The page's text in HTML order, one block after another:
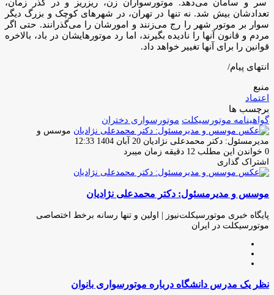
سر و سامان می‌دهد. موتورسواران زن، ریز‌ریز و در گذر زمان،
تعدادشان بیش شد. نه تنها در تهران، در شهرهای کوچک و بزرگ دیگر
سوار بر موتور شهر را رج می‌زنند و امور‌شان را می‌گذرانند. حتی اگر
مردم و قانون آنها را نادیده بگیرند، اما رد موتورهایشان در باد، بالاخره
قوانین را برای آنها تغییر خواهد داد.
انتهای پیام/
منبع
اعتماد
برچسب ها
گواهینامه موتورسیکلت موتورسواری دختران
موسس و
مدیرمسئول: دکتر محمدعلی نژادیان ارسال
ایمیل
20 آبان 1404 12:33
0 خواندن این مطلب 12 دقیقه زمان میبرد
اشتراک گذاری
فیس
توئیتر
لینکدین
واتس
تلگرام
اشتراک
از
ایمیل
چاپ
موسس و مدیرمسئول: دکتر محمدعلی نژادیان
پایگاه خبری موتورسیکلت‌نیوز | اولین و تنها رسانه برخط اختصاصی
موتورسیکلت در ایران
نظر
نظر یک مدرس دانشگاه درباره موتورسواری بانوان